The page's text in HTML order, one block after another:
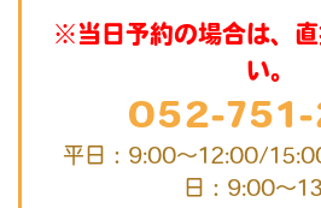
※当日予約の場合は、直
い。
052-751-
平日：9:00～12:00/
日：9:00～